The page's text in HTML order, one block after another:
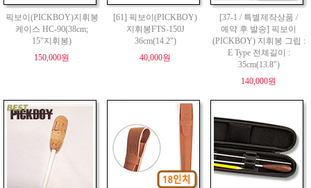
픽보이(PICKBOY)지휘봉
케이스 HC-90(38cm;
15"지휘봉)
150,000원
[61] 픽보이(PICKBOY)
지휘봉FTS-150J
36cm(14.2")
40,000원
[37-1 / 특별제작상품 /
예약 후 발송] 픽보이
(PICKBOY) 지휘봉 그립 :
E Type 전체길이 :
35cm(13.8")
140,000원